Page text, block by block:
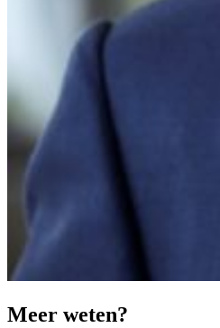
Meer weten?